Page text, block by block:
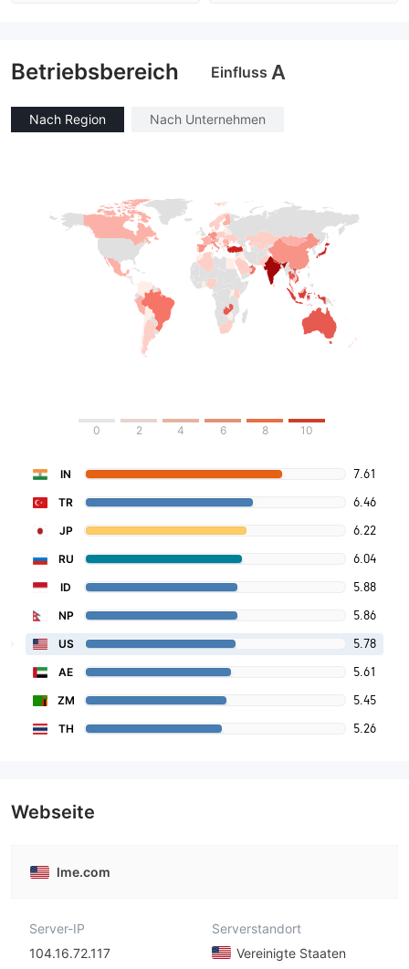
Betriebsbereich Einfluss A
Nach Region Nach Unternehmen
0 2 4 6 8 10
IN 7.61
TR 6.46
JP 6.22
RU 6.04
ID 5.88
NP 5.86
US 5.78
AE 5.61
ZM 5.45
TH 5.26
Webseite
lme.com
Server-IP
104.16.72.117
Serverstandort
Vereinigte Staaten